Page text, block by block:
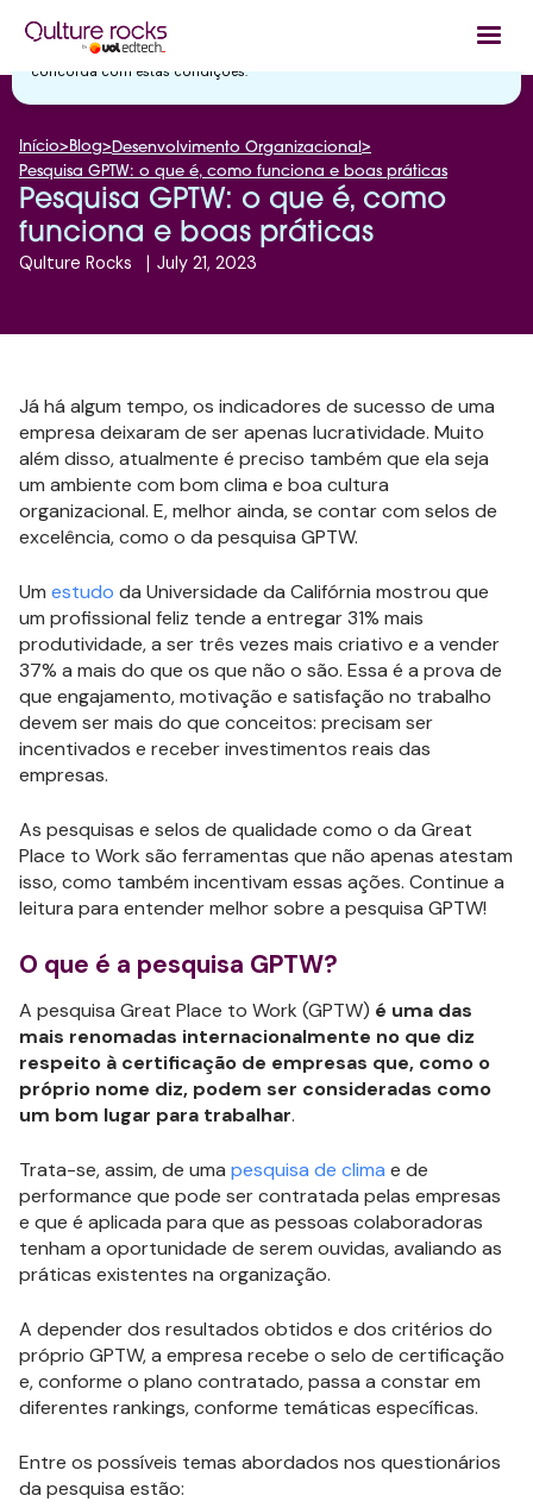
Utilizamos cookies essenciais e tecnologias semelhantes de acordo
com a nossaPolítica de Privacidade
concorda com estas condições.
Início> Blog> Desenvolvimento Organizacional >
Pesquisa GPTW: o que é, como funciona e boas práticas
Pesquisa GPTW: o que é, como
funciona e boas práticas
Qulture Rocks | July 21, 2023
Já há algum tempo, os indicadores de sucesso de uma
empresa deixaram de ser apenas lucratividade. Muito
além disso, atualmente é preciso também que ela seja
um ambiente com bom clima e boa cultura
organizacional. E, melhor ainda, se contar com selos de
excelência, como o da pesquisa GPTW.
Um estudo da Universidade da Califórnia mostrou que
um profissional feliz tende a entregar 31% mais
produtividade, a ser três vezes mais criativo e a vender
37% a mais do que os que não o são. Essa é a prova de
que engajamento, motivação e satisfação no trabalho
devem ser mais do que conceitos: precisam ser
incentivados e receber investimentos reais das
empresas.
As pesquisas e selos de qualidade como o da Great
Place to Work são ferramentas que não apenas atestam
isso, como também incentivam essas ações. Continue a
leitura para entender melhor sobre a pesquisa GPTW!
O que é a pesquisa GPTW?
A pesquisa Great Place to Work (GPTW) é uma das
mais renomadas internacionalmente no que diz
respeito à certificação de empresas que, como o
próprio nome diz, podem ser consideradas como
um bom lugar para trabalhar.
Trata-se, assim, de uma pesquisa de clima e de
performance que pode ser contratada pelas empresas
e que é aplicada para que as pessoas colaboradoras
tenham a oportunidade de serem ouvidas, avaliando as
práticas existentes na organização.
A depender dos resultados obtidos e dos critérios do
próprio GPTW, a empresa recebe o selo de certificação
e, conforme o plano contratado, passa a constar em
diferentes rankings, conforme temáticas específicas.
Entre os possíveis temas abordados nos questionários
da pesquisa estão: